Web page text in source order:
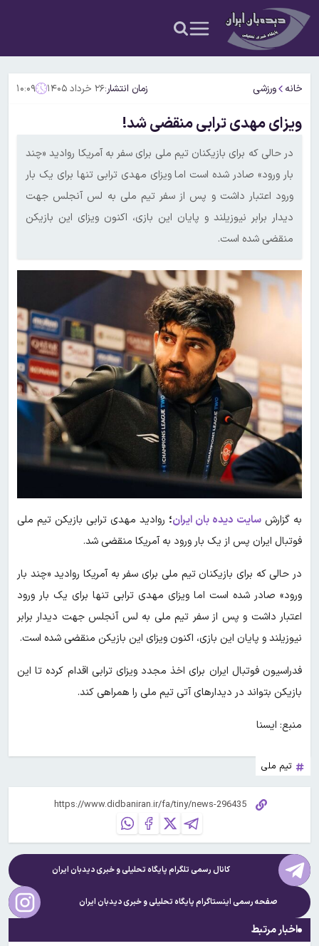
خانه ورزشی زمان انتشار:۲۶ خرداد ۱۴۰۵ ۱۰:۰۹
ویزای مهدی ترابی منقضی شد!
در حالی که برای بازیکنان تیم ملی برای سفر به آمریکا روادید «چند
بار ورود» صادر شده است اما ویزای مهدی ترابی تنها برای یک بار
ورود اعتبار داشت و پس از سفر تیم ملی به لس آنجلس جهت
دیدار برابر نیوزیلند و پایان این بازی، اکنون ویزای این بازیکن
منقضی شده است.
به گزارشسایت دیده بان ایران؛ روادید مهدی ترابی بازیکن تیم ملی
فوتبال ایران پس از یک بار ورود به آمریکا منقضی شد.
در حالی که برای بازیکنان تیم ملی برای سفر به آمریکا روادید «چند بار
ورود» صادر شده است اما ویزای مهدی ترابی تنها برای یک بار ورود
اعتبار داشت و پس از سفر تیم ملی به لس آنجلس جهت دیدار برابر
نیوزیلند و پایان این بازی، اکنون ویزای این بازیکن منقضی شده است.
فدراسیون فوتبال ایران برای اخذ مجدد ویزای ترابی اقدام کرده تا این
بازیکن بتواند در دیدارهای آتی تیم ملی را همراهی کند.
منبع: ایسنا
تیم ملی
کانال رسمی تلگرام پایگاه تحلیلی و خبریدیدبان ایران
صفحه رسمی اینستاگرام پایگاه تحلیلی و خبریدیدبان ایران
اخبار مرتبط